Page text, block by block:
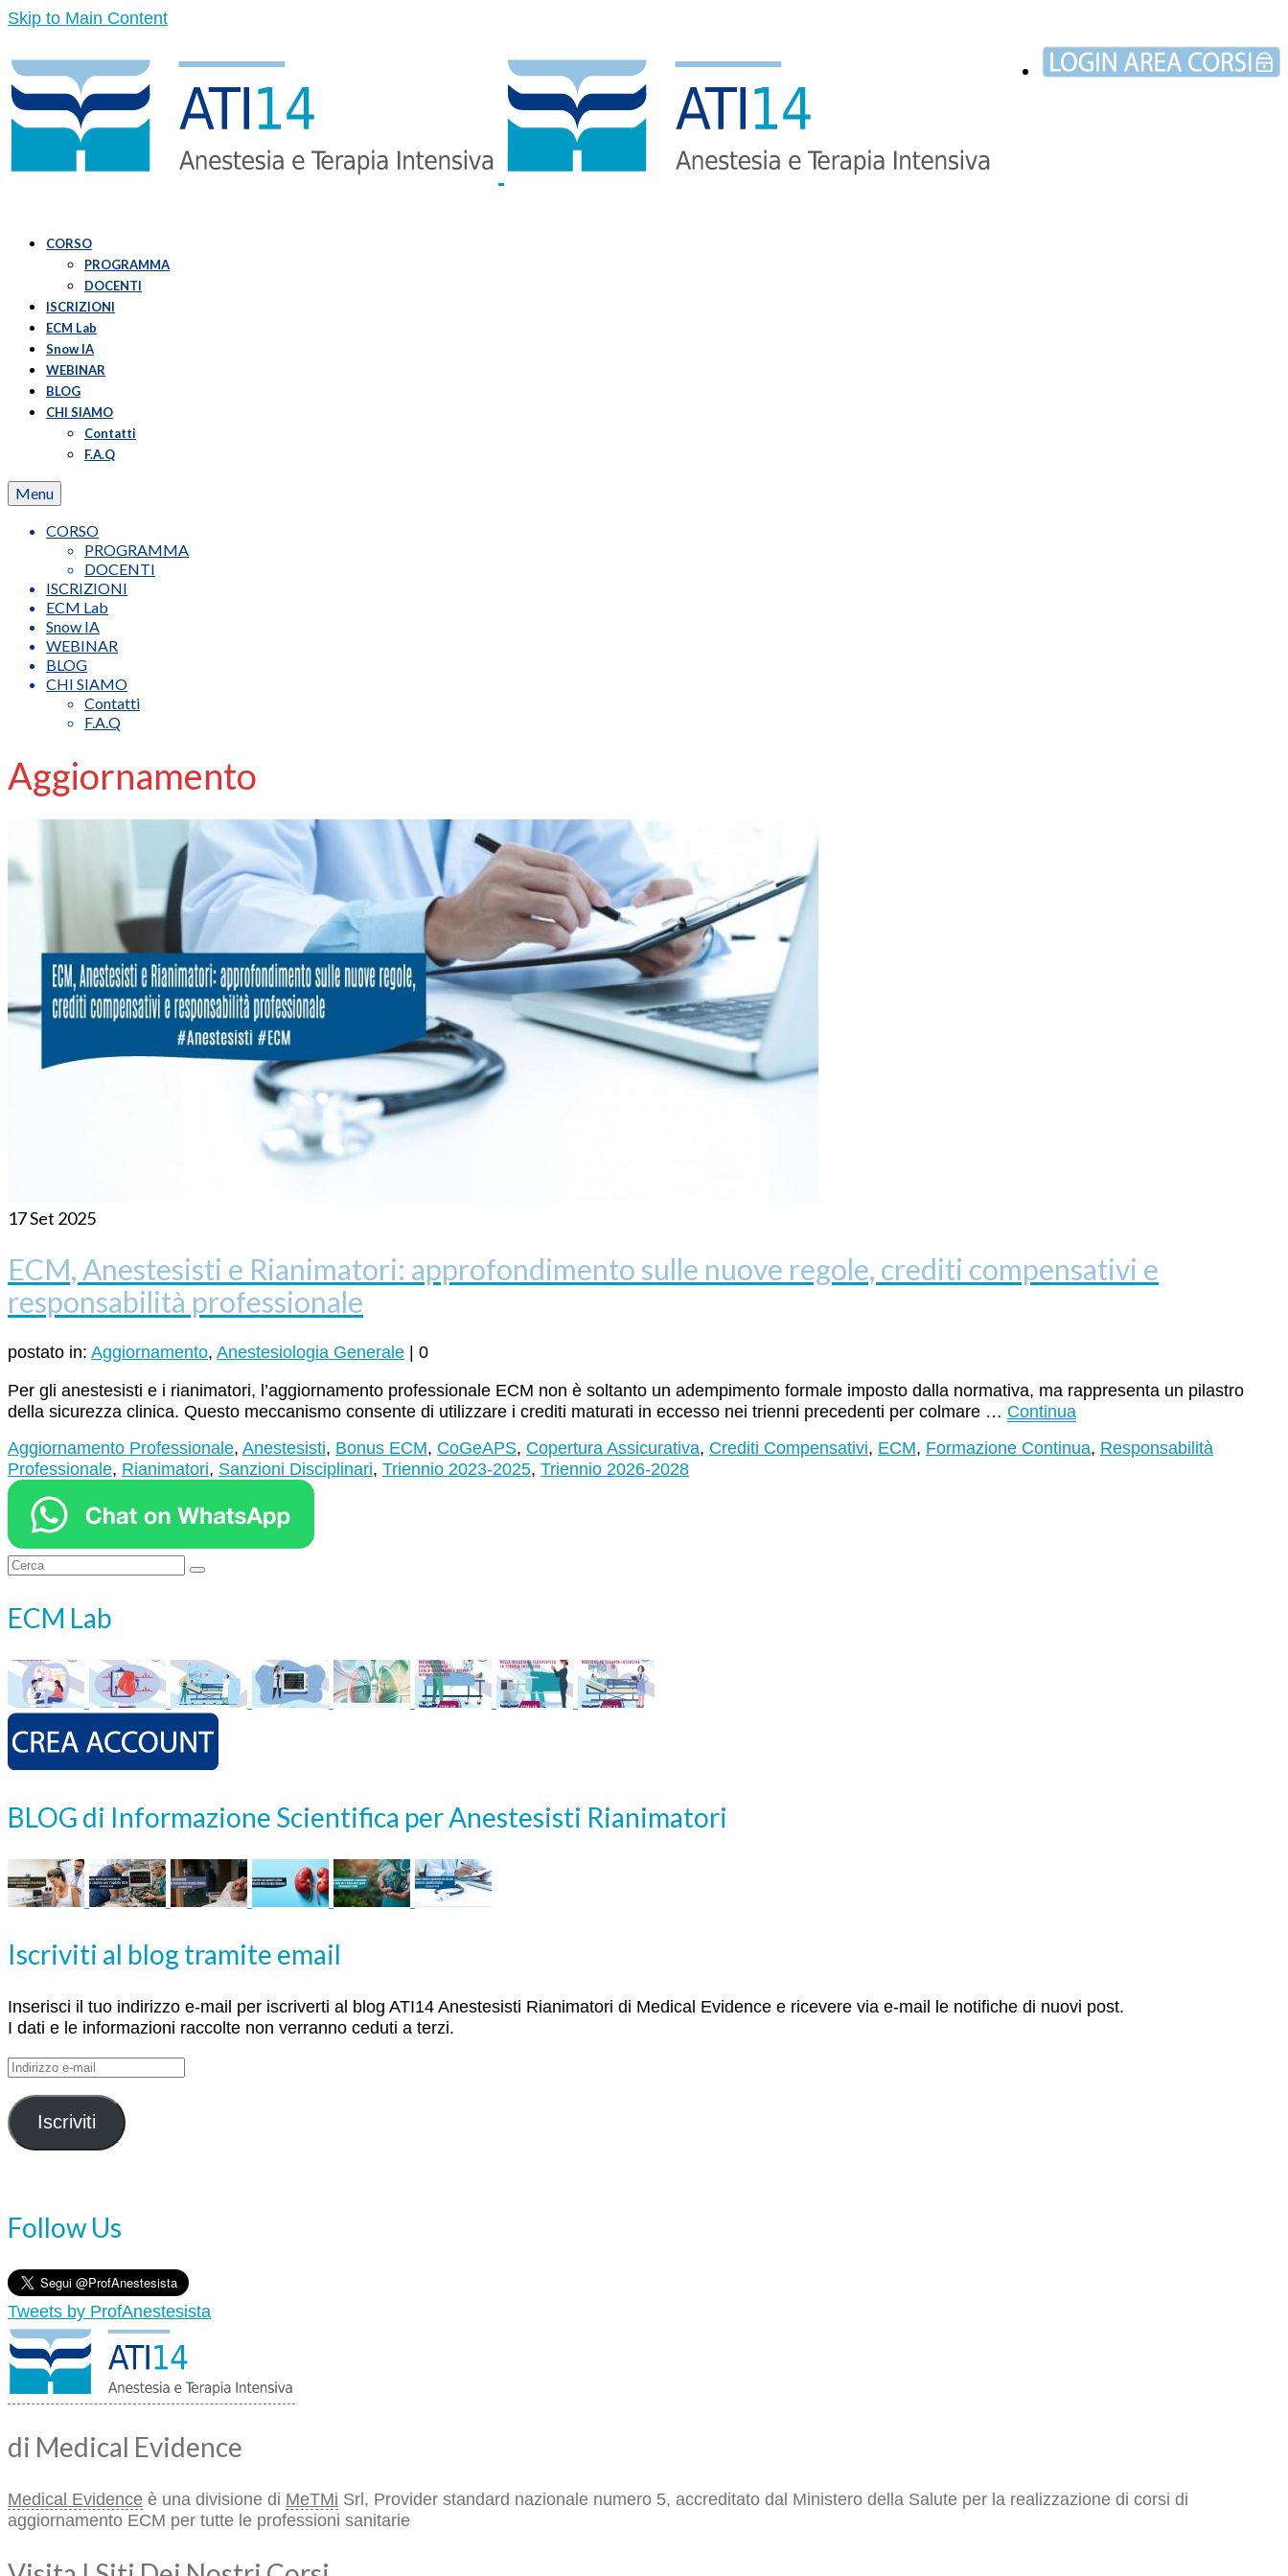
Skip to Main Content
CORSO
PROGRAMMA
DOCENTI
ISCRIZIONI
ECM Lab
Snow IA
WEBINAR
BLOG
CHI SIAMO
Contatti
F.A.Q
Menu
CORSO
PROGRAMMA
DOCENTI
ISCRIZIONI
ECM Lab
Snow IA
WEBINAR
BLOG
CHI SIAMO
Contatti
F.A.Q
Aggiornamento
17Set 2025
ECM, Anestesisti e Rianimatori: approfondimento sulle nuove regole, crediti compensativi e
responsabilità professionale
postato in: Aggiornamento, Anestesiologia Generale | 0
Per gli anestesisti e i rianimatori, l’aggiornamento professionale ECM non è soltanto un adempimento formale imposto dalla normativa, ma rappresenta un pilastro
della sicurezza clinica. Questo meccanismo consente di utilizzare i crediti maturati in eccesso nei trienni precedenti per colmare … Continua
Aggiornamento Professionale, Anestesisti, Bonus ECM, CoGeAPS, Copertura Assicurativa, Crediti Compensativi, ECM, Formazione Continua, Responsabilità
Professionale, Rianimatori, Sanzioni Disciplinari, Triennio 2023-2025, Triennio 2026-2028
Cerca:
ECM Lab
BLOG di Informazione Scientifica per Anestesisti Rianimatori
Iscriviti al blog tramite email
Inserisci il tuo indirizzo e-mail per iscriverti al blog ATI14 Anestesisti Rianimatori di Medical Evidence e ricevere via e-mail le notifiche di nuovi post.
I dati e le informazioni raccolte non verranno ceduti a terzi.
Indirizzo
mail
Iscriviti
Follow Us
Tweets by ProfAnestesista
di Medical Evidence
Medical Evidence è una divisione di MeTMi Srl, Provider standard nazionale numero 5, accreditato dal Ministero della Salute per la realizzazione di corsi di
aggiornamento ECM per tutte le professioni sanitarie